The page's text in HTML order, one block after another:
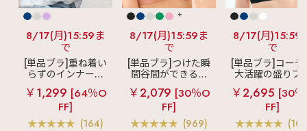
8/17(月)15:59ま
で
[単品ブラ]重ね着い
らずのインナーブ
ラ
リッチバスト
ブラトップ (ワイヤ
ー入り)
￥1,299 [64％O
FF]
(164)
+
8/17(月)15:59ま
で
[単品ブラ]つけた瞬
間谷間ができるシ
ームレスブラ
超
盛ブラ(R) シームレ
ス 単品ブラジャー
￥2,079 [30％O
FF]
(969)
8/17(月)15:59
で
[単品ブラ]コーデ
大活躍の盛りブ
ショートレン
ス ブラトップ 超
ブラ(R) 単品ブ
ャー
￥2,695 [30
FF]